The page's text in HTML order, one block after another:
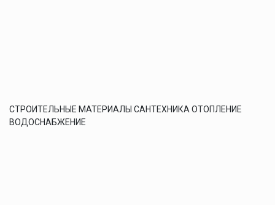
СТРОИТЕЛЬНЫЕ МАТЕРИАЛЫ САНТЕХНИКА ОТОПЛЕНИЕ
ВОДОСНАБЖЕНИЕ